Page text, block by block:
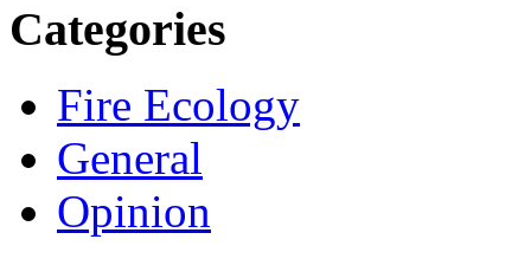
Categories
Fire Ecology
General
Opinion